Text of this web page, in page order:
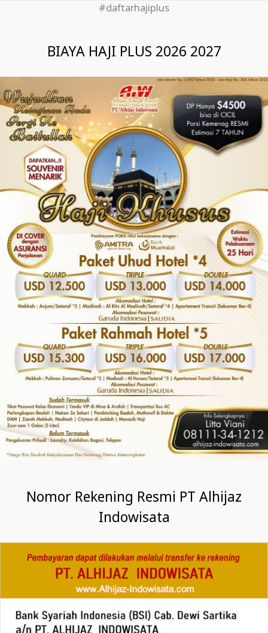
#daftarhajiplus
BIAYA HAJI PLUS 2026 2027
Nomor Rekening Resmi PT Alhijaz
Indowisata